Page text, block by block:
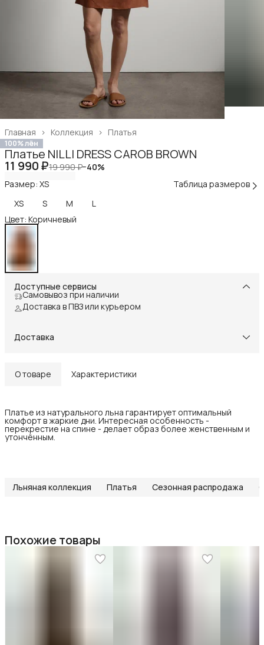
Платья
Коллекция ›
Главная ›
100% лён
Платье NILLI DRESS CAROB BROWN
11 990 ₽19 990 ₽−40%
Размер: XS
Таблица размеров
XS
S M
L
Цвет: Коричневый
Доступные сервисы
Самовывоз при наличии
Доставка в ПВЗ или курьером
Доставка
О товаре Характеристики
Платье из натурального льна гарантирует оптимальный
комфорт в жаркие дни. Интересная особенность -
перекрестие на спине - делает образ более женственным и
утончённым.
Льняная коллекция Платья Сезонная распродажа
Похожие товары